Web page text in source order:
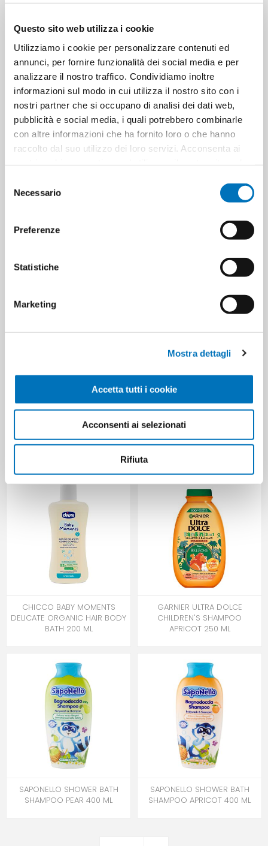
Questo sito web utilizza i cookie
Utilizziamo i cookie per personalizzare contenuti ed
annunci, per fornire funzionalità dei social media e per
analizzare il nostro traffico. Condividiamo inoltre
informazioni sul modo in cui utilizza il nostro sito con i
nostri partner che si occupano di analisi dei dati web,
pubblicità e social media, i quali potrebbero combinarle
con altre informazioni che ha fornito loro o che hanno
raccolto dal suo utilizzo dei loro servizi. Acconsenta ai
delNecessario
Preferenze
Statistiche
Marketing
Mostra dettagli
Accetta tutti i cookie
Acconsenti ai selezionati
Rifiuta
SAPONELLO LIQUID SOAP
COTTON SUGAR DISPENSER
300 ML
SAPONELLO LIQUID SOAP
APRICOT DISPENSER 300 ML
ML 500
JOHNSON'S BABY SHAMPOO
750 ML
CHICCO BABY MOMENTS
DELICATE ORGANIC HAIR BODY
BATH 500 ML
CHICCO BABY MOMENTS
DELICATE ORGANIC HAIR BODY
BATH 200 ML
GARNIER ULTRA DOLCE
CHILDREN'S SHAMPOO
APRICOT 250 ML
SAPONELLO SHOWER BATH
SHAMPOO PEAR 400 ML
SAPONELLO SHOWER BATH
SHAMPOO APRICOT 400 ML